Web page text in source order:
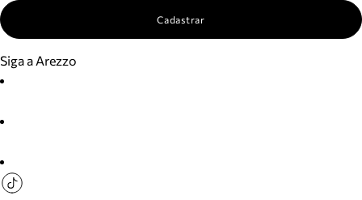
Cadastrar
Siga a Arezzo